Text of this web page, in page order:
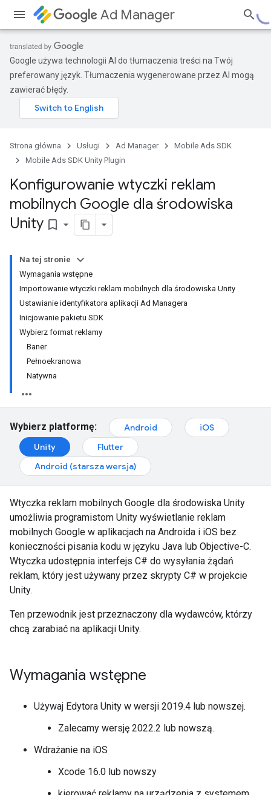
Ad Manager
Google używa technologii AI do tłumaczenia treści na Twój
preferowany język. Tłumaczenia wygenerowane przez AI mogą
zawierać błędy.
Strona główna Usługi Ad Manager
Mobile Ads SDK
Mobile Ads SDK Unity Plugin
Konfigurowanie wtyczki reklam
mobilnych Google dla środowiska
Unity bookmark_border
Na tej stronie
Wymagania wstępne
Importowanie wtyczki reklam mobilnych dla środowiska Unity
Ustawianie identyfikatora aplikacji Ad Managera
Inicjowanie pakietu SDK
Wybierz format reklamy
Baner
Pełnoekranowa
Natywna
Wybierz platformę: Android
iOS
Unity
Flutter
Android (starsza wersja)
Wtyczka reklam mobilnych Google dla środowiska Unity
umożliwia programistom Unity wyświetlanie reklam
mobilnych Google w aplikacjach na Androida i iOS bez
konieczności pisania kodu w języku Java lub Objective-C.
Wtyczka udostępnia interfejs C# do wysyłania żądań
reklam, który jest używany przez skrypty C# w projekcie
Unity.
Ten przewodnik jest przeznaczony dla wydawców, którzy
chcą zarabiać na aplikacji Unity.
Wymagania wstępne
Używaj Edytora Unity w wersji 2019.4 lub nowszej.
Zalecamy wersję 2022.2 lub nowszą.
Wdrażanie na iOS
Xcode 16.0 lub nowszy